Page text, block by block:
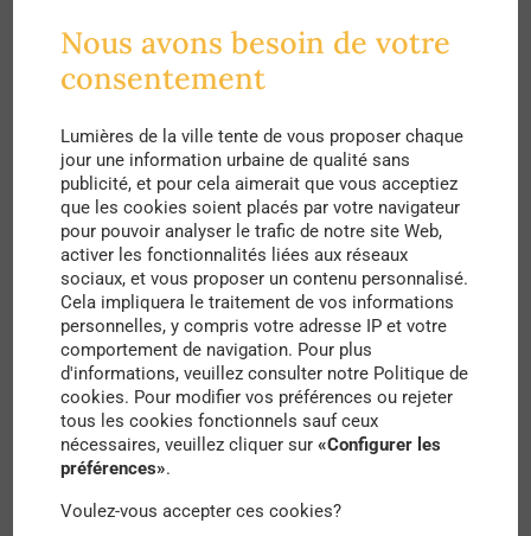
végétalisant les cours d’école. L’année dernière, 8
cours d’écoles ont été transformées et au cours
de l’année de 2022, 20 autres écoles suivront. Les
principauxobjectifsdéfinis par la ville sont de
créer des îlots de fraîcheur au centre-ville, de
maximiser les usages de tous les espaces au
sein de l’école, favoriser les interactions entre les
enfants, et d’éduquer la communauté éducative
aux enjeux climatiques et environnementaux.
C’est une manière intelligente de sensibiliser les
enfants en les familiarisant avec un
environnement scolaire plus vert.
Nous avons besoin de votre
consentement
Lumières de la ville tente de vous proposer chaque
jour une information urbaine de qualité sans
publicité, et pour cela aimerait que vous acceptiez
que les cookies soient placés par votre navigateur
pour pouvoir analyser le trafic de notre site Web,
activer les fonctionnalités liées aux réseaux
sociaux, et vous proposer un contenu personnalisé.
Cela impliquera le traitement de vos informations
personnelles, y compris votre adresse IP et votre
comportement de navigation. Pour plus
d'informations, veuillez consulter notre Politique de
cookies. Pour modifier vos préférences ou rejeter
tous les cookies fonctionnels sauf ceux
nécessaires, veuillez cliquer sur«Configurer les
préférences».
Voulez-vous accepter ces cookies?